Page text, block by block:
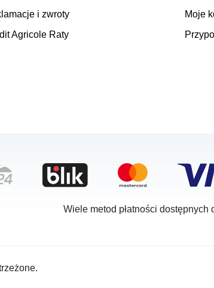
i zwroty
Agricole Raty
Moje
Wiele metod płatności dostępnych